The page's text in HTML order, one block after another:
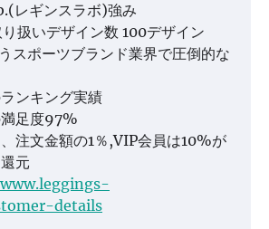
レギンスラボ)強み
り扱いデザイン数 100デザイン
スポーツブランド業界で圧倒的な
ンキング実績
満足度97%
、注文金額の1％,VIP会員は10%が
元
details